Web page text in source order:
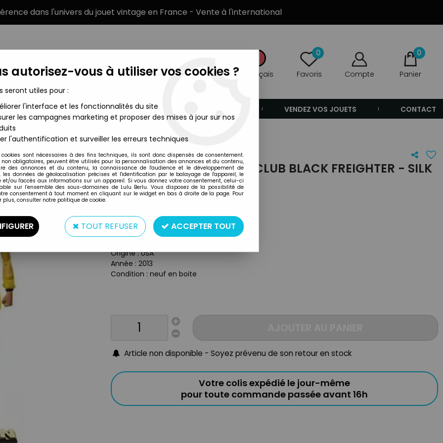
dans l'univers du jouet vintage en France - Vente à l'international
Français
0
Favoris Compte
0
Panier
MARQUES TYPE DE PRODUIT VENDEZ VOS JOUETS CONTACT
Black Freighter - Silk Spectre II
Mattel
WATCHMEN - MATTEL - CLUB BLACK FREIGHTER - SILK
SPECTRE II
Type : figurine articulée
Matière : plastique
Origine : USA
Année : 2013
Condition : neuf en boite
Article non disponible - Soyez prévenu de son retour en stock
Votre colis expédié le jour-même
pour toute commande passée avant 16h
autorisez-vous à utiliser vos cookies ?
seront utiles pour :
l'interface et les fonctionnalités du site
les campagnes marketing et proposer des mises à jour sur nos
l'authentification et surveiller les erreurs techniques
cookies sont nécessaires à des fins techniques, ils sont donc dispensés de consentement.
non obligatoires, peuvent être utilisés pour la personnalisation des annonces et du contenu,
des annonces et du contenu, la connaissance de l'audience et le développement de
les données de géolocalisation précises et l'identification par le balayage de l'appareil, le
et/ou l'accès aux informations sur un appareil. Si vous donnez votre consentement, celui-ci
sur l’ensemble des sous-domaines de Lulu Berlu. Vous disposez de la possibilité de
consentement à tout moment en cliquant sur le widget en bas à droite de la page. Pour
plus, consulter notre politique de cookie.
TOUT REFUSER ACCEPTER TOUT